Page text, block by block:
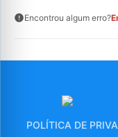
Encontrou algum erro?
POLÍTICA DE